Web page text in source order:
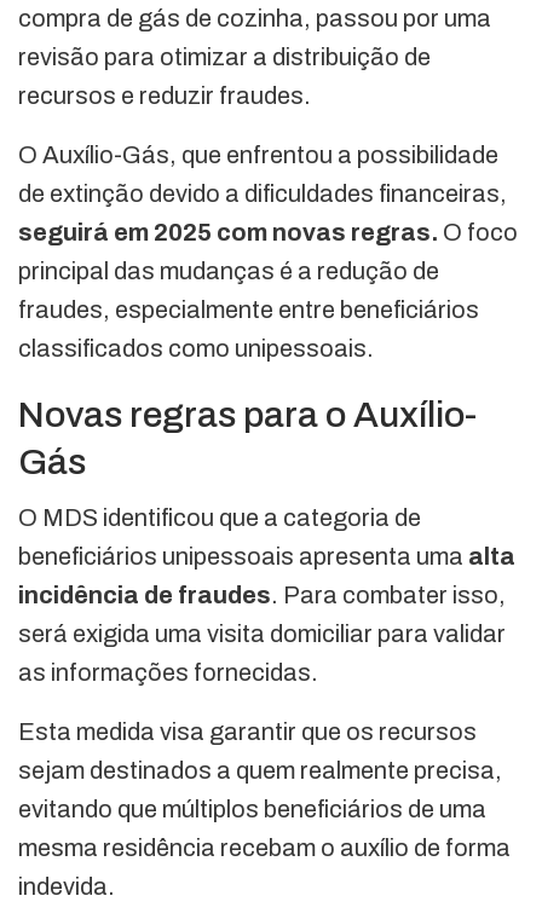
compra de gás de cozinha, passou por uma
revisão para otimizar a distribuição de
recursos e reduzir fraudes.
O Auxílio-Gás, que enfrentou a possibilidade
de extinção devido a dificuldades financeiras,
seguirá em 2025 com novas regras. O foco
principal das mudanças é a redução de
fraudes, especialmente entre beneficiários
classificados como unipessoais.
Novas regras para o Auxílio-
Gás
O MDS identificou que a categoria de
beneficiários unipessoais apresenta uma alta
incidência de fraudes. Para combater isso,
será exigida uma visita domiciliar para validar
as informações fornecidas.
Esta medida visa garantir que os recursos
sejam destinados a quem realmente precisa,
evitando que múltiplos beneficiários de uma
mesma residência recebam o auxílio de forma
indevida.